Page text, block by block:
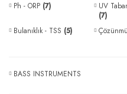
Ph - ORP (7)
UV
(7)
Bulanıklık - TSS (5)
BASS INSTRUMENTS